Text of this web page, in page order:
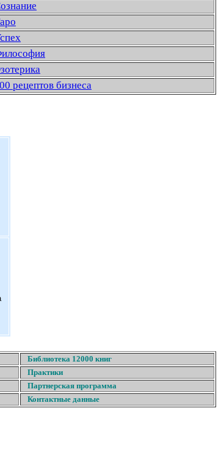
рецептов бизнеса
Библиотека 12000 книг
Практики
Партнерская программа
Контактные данные